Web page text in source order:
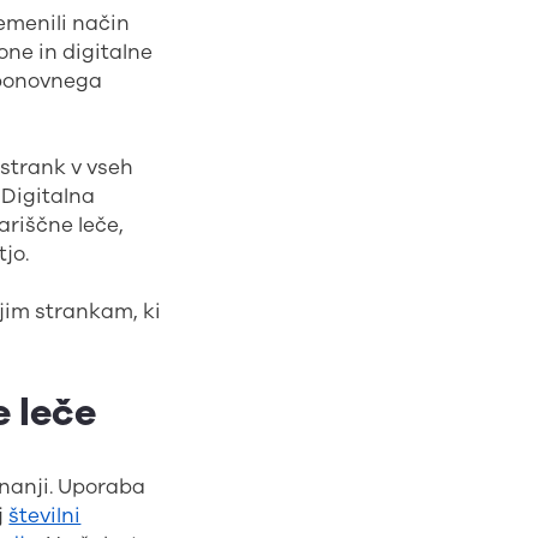
način
in digitalne
v vseh
leče,
strankam, ki
leče
Uporaba
številni